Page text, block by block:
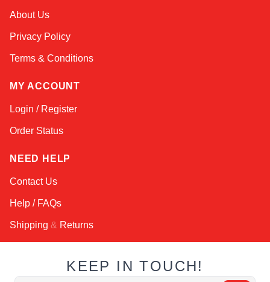
About Us
Privacy Policy
Terms & Conditions
MY ACCOUNT
Login / Register
Order Status
NEED HELP
Contact Us
Help / FAQs
Shipping & Returns
KEEP IN TOUCH!